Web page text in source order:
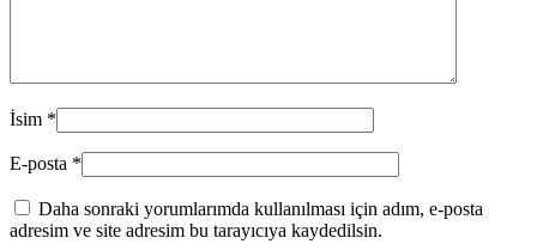
İsim *
E-posta *
Daha sonraki yorumlarımda kullanılması için adım, e-posta
adresim ve site adresim bu tarayıcıya kaydedilsin.